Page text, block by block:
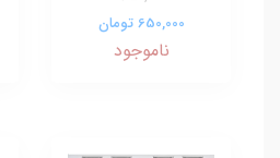
650,000 تومان
ناموجود